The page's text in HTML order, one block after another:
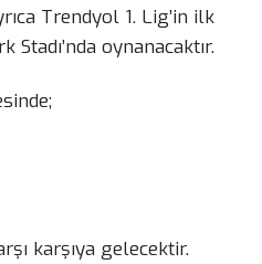
Trendyol 1. Lig’in ilk
oynanacaktır.
karşıya gelecektir.